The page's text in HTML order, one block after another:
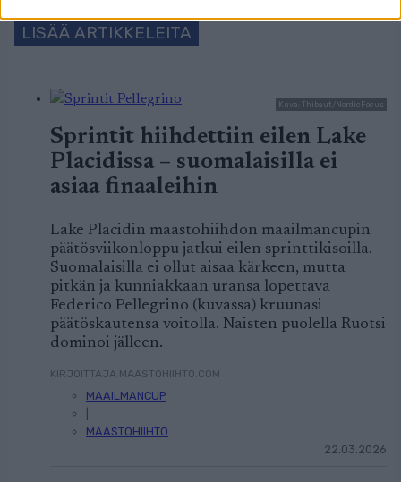
LISÄÄ ARTIKKELEITA
Kuva: Thibaut/NordicFocus
Sprintit hiihdettiin eilen Lake
Placidissa – suomalaisilla ei
asiaa finaaleihin
Lake Placidin maastohiihdon maailmancupin
päätösviikonloppu jatkui eilen sprinttikisoilla.
Suomalaisilla ei ollut aisaa kärkeen, mutta
pitkän ja kunniakkaan uransa lopettava
Federico Pellegrino (kuvassa) kruunasi
päätöskautensa voitolla. Naisten puolella Ruotsi
dominoi jälleen.
KIRJOITTAJA MAASTOHIIHTO.COM
MAAILMANCUP
MAASTOHIIHTO
22.03.2026